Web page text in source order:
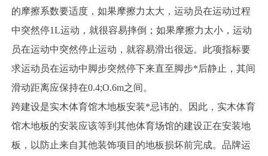
的摩擦系数要适度，如果摩擦力太大，运动员在运动过程
中突然停1L运动，就很容易摔倒；如果摩擦力太小，运动
员在运动中突然停止运动，就容易滑出很远。此项指标要
求运动员在运动中脚步突然停下来直至脚步*后静止，其间
滑动距离应保持在0.4;O.6m之间。
跨建设是实木体育馆木地板安装*忌讳的。因此，实木体育
馆木地板的安装应该等到其他体育场馆的建设正在安装地
板，以防止来自其他装饰项目的地板损坏前完成。品牌运